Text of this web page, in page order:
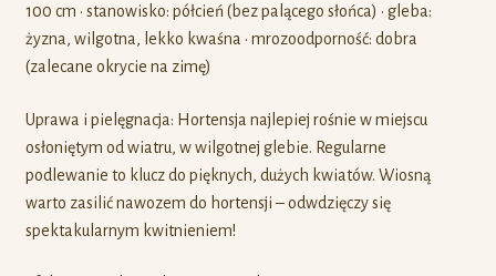
100 cm • stanowisko: półcień (bez palącego słońca) • gleba:
żyzna, wilgotna, lekko kwaśna • mrozoodporność: dobra
(zalecane okrycie na zimę)
Uprawa i pielęgnacja: Hortensja najlepiej rośnie w miejscu
osłoniętym od wiatru, w wilgotnej glebie. Regularne
podlewanie to klucz do pięknych, dużych kwiatów. Wiosną
warto zasilić nawozem do hortensji – odwdzięczy się
spektakularnym kwitnieniem!